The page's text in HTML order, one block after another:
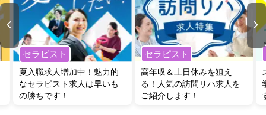
セラピスト
夏入職求人増加中！魅力的
なセラピスト求人は早いも
の勝ちです！
セラピスト
高年収＆土日休みを狙え
る！人気の訪問リハ求人を
ご紹介します！